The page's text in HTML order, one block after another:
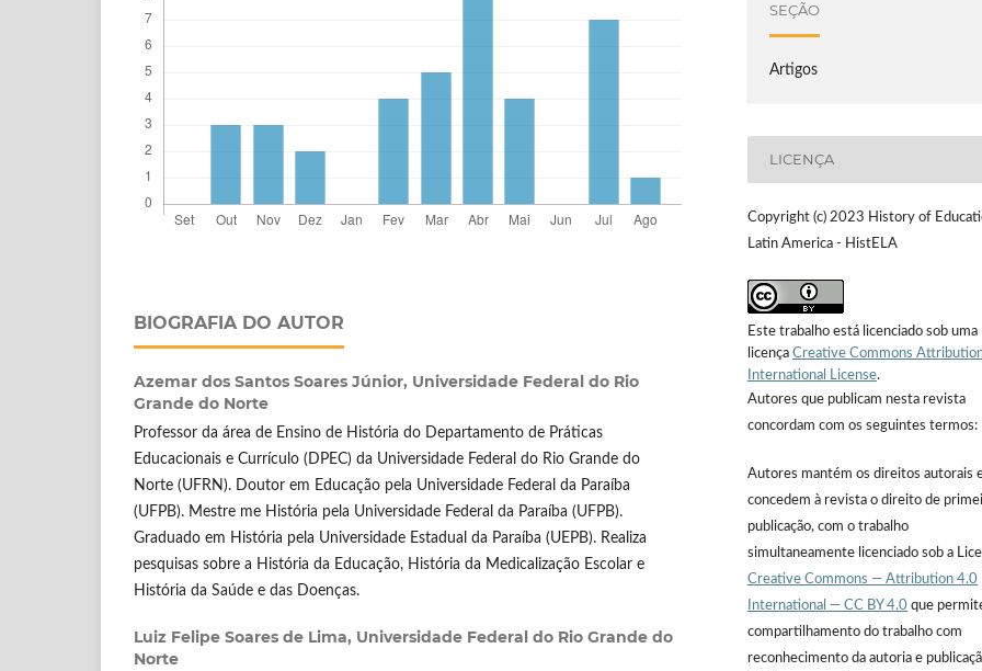
BIOGRAFIA DO AUTOR
Azemar dos Santos Soares Júnior, Universidade Federal do Rio
Grande do Norte
Professor da área de Ensino de História do Departamento de Práticas
Educacionais e Currículo (DPEC) da Universidade Federal do Rio Grande do
Norte (UFRN). Doutor em Educação pela Universidade Federal da Paraíba
(UFPB). Mestre me História pela Universidade Federal da Paraíba (UFPB).
Graduado em História pela Universidade Estadual da Paraíba (UEPB). Realiza
pesquisas sobre a História da Educação, História da Medicalização Escolar e
História da Saúde e das Doenças.
Luiz Felipe Soares de Lima, Universidade Federal do Rio Grande do
Norte
SEÇÃO
Artigos
LICENÇA
Copyright (c) 2023 History of
Latin America - HistELA
Este trabalho está licenciado sob uma
licença Creative Commons
International License.
Autores que publicam nesta revista
concordam com os seguintes termos:
Autores mantém os direitos autorais
concedem à revista o direito de
publicação, com o trabalho
simultaneamente licenciado sob a
Creative Commons — Attribution 4.0
International — CC BY 4.0 que
compartilhamento do trabalho com
reconhecimento da autoria e